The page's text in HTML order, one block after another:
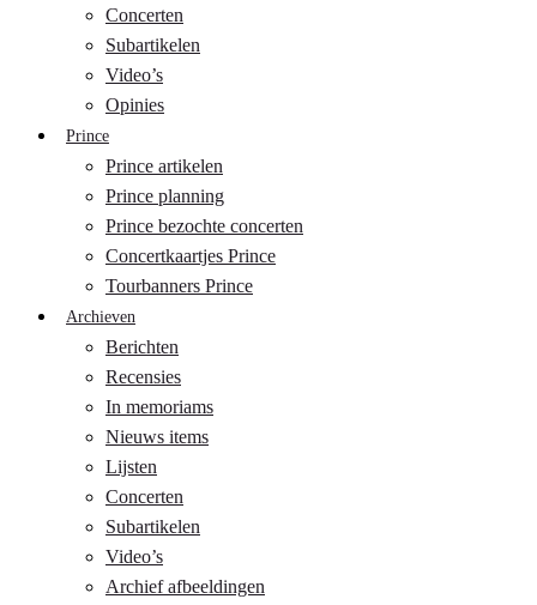
Concerten
Subartikelen
Video’s
Opinies
Prince
Prince artikelen
Prince planning
Prince bezochte concerten
Concertkaartjes Prince
Tourbanners Prince
Archieven
Berichten
Recensies
In memoriams
Nieuws items
Lijsten
Concerten
Subartikelen
Video’s
Archief afbeeldingen